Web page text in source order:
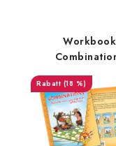
Workbook
(18 %)